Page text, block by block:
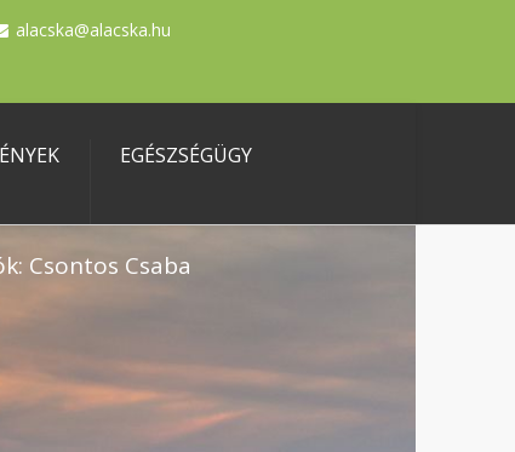
alacska@alacska.hu
EGÉSZSÉGÜGY
Csontos Csaba